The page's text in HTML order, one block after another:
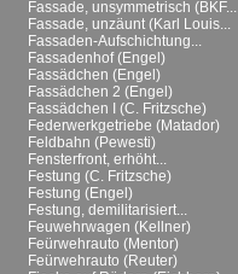
Fassade, unsymmetrisch (BKF...
Fassade, unzäunt (Karl Louis...
Fassaden-Aufschichtung...
Fassadenhof (Engel)
Fassädchen (Engel)
Fassädchen 2 (Engel)
Fassädchen I (C. Fritzsche)
Federwerkgetriebe (Matador)
Feldbahn (Pewesti)
Fensterfront, erhöht...
Festung (C. Fritzsche)
Festung (Engel)
Festung, demilitarisiert...
Feuwehrwagen (Kellner)
Feürwehrauto (Mentor)
Feürwehrauto (Reuter)